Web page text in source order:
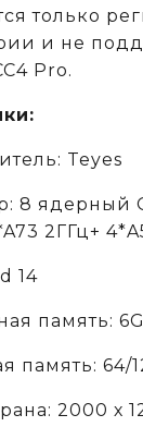
только
и не
Pro.
Teyes
8 ядерный
2ГГц+
14
память:
память: 64/
2000 х